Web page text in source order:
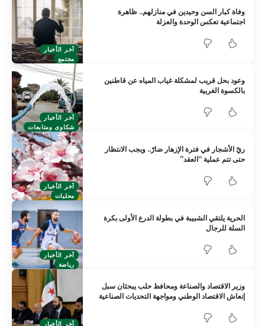
آخر الأخبار
مجتمع
وفاة كبار السن وحيدين في منازلهم.. ظاهرة
اجتماعية تعكس الوحدة والعزلة
آخر الأخبار
شكاوى ومتابعات
وعود بحل قريب لمشكلة غياب المياه عن قاطنين
بالكسوة الغربية
آخر الأخبار
محليات
ريّ الأشجار في فترة الإزهار ضارّ.. ويجب الانتظار
حتى تتم عملية “العقد”
آخر الأخبار
رياضة
الحرية يلتقي الشبيبة في بطولة الدرع الأولى بكرة
السلة للرجال
آخر الأخبار
وزير الاقتصاد والصناعة ومحافظ حلب يبحثان سبل
إنعاش الاقتصاد الوطني ومواجهة التحديات الصناعية